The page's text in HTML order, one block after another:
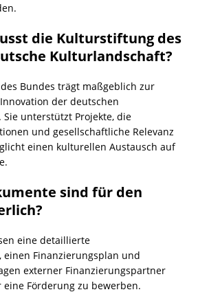
die Kulturstiftung des
Kulturlandschaft?
Bundes trägt maßgeblich zur
der deutschen
unterstützt Projekte, die
und gesellschaftliche Relevanz
einen kulturellen Austausch auf
sind für den
eine detaillierte
einen Finanzierungsplan und
externer Finanzierungspartner
Förderung zu bewerben.